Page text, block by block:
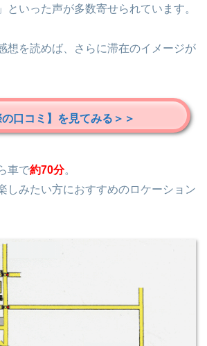
といった声が多数寄せられています。
想を読めば、さらに滞在のイメージが
の口コミ】を見てみる＞＞
車で約70分。
しみたい方におすすめのロケーション